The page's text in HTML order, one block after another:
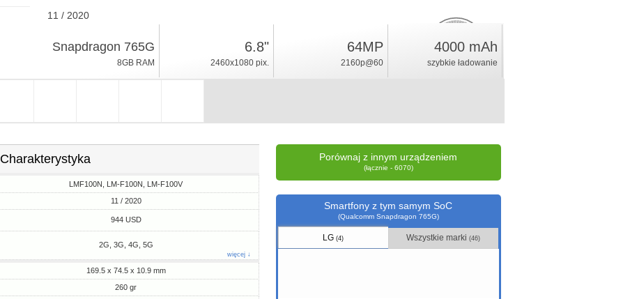
11 / 2020
Android 10
14.2
ocena
Snapdragon 765G
8GB RAM
6.8"
2460x1080 pix.
64MP
2160p@60
4000 mAh
szybkie ładowanie
Charakterystyka
LMF100N, LM-F100N, LM-F100V
11 / 2020
944 USD
2G, 3G, 4G, 5G
więcej ↓
169.5 x 74.5 x 10.9 mm
260 gr
Porównaj z innym urządzeniem
(łącznie - 6070)
Smartfony z tym samym SoC
(Qualcomm Snapdragon 765G)
LG(4) Wszystkie marki(46)